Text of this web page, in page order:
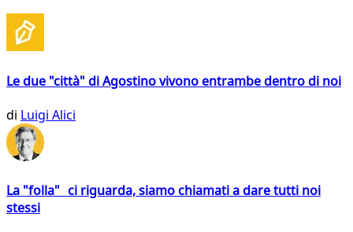
Le due "città" di Agostino vivono entrambe dentro di noi
di Luigi Alici
La "folla" ci riguarda, siamo chiamati a dare tutti noi
stessi